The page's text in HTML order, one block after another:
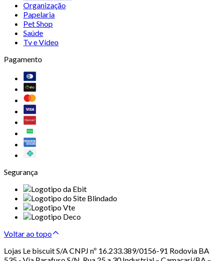
Organização
Papelaria
Pet Shop
Saúde
Tv e Vídeo
Pagamento
Segurança
Voltar ao topo
Lojas Le biscuit S/A CNPJ nº 16.233.389/0156-91 Rodovia BA